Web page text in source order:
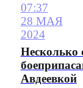
07:37
28 МАЯ
2024
Несколько
Авдеевкой